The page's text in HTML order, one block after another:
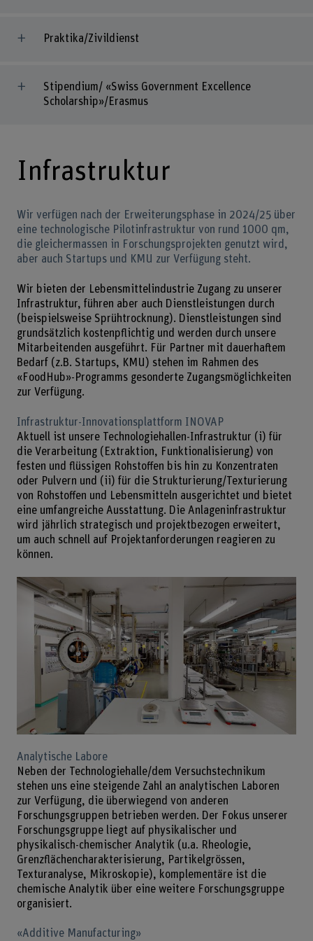
Praktika/Zivildienst
Stipendium/ «Swiss Government Excellence
Scholarship»/Erasmus
Infrastruktur
Wir verfügen nach der Erweiterungsphase in 2024/25 über
eine technologische Pilotinfrastruktur von rund 1000 qm,
die gleichermassen in Forschungsprojekten genutzt wird,
aber auch Startups und KMU zur Verfügung steht.
Wir bieten der Lebensmittelindustrie Zugang zu unserer
Infrastruktur, führen aber auch Dienstleistungen durch
(beispielsweise Sprühtrocknung). Dienstleistungen sind
grundsätzlich kostenpflichtig und werden durch unsere
Mitarbeitenden ausgeführt. Für Partner mit dauerhaftem
Bedarf (z.B. Startups, KMU) stehen im Rahmen des
«FoodHub»-Programms gesonderte Zugangsmöglichkeiten
zur Verfügung.
Infrastruktur-Innovationsplattform INOVAP
Aktuell ist unsere Technologiehallen-Infrastruktur (i) für
die Verarbeitung (Extraktion, Funktionalisierung) von
festen und flüssigen Rohstoffen bis hin zu Konzentraten
oder Pulvern und (ii) für die Strukturierung/Texturierung
von Rohstoffen und Lebensmitteln ausgerichtet und bietet
eine umfangreiche Ausstattung. Die Anlageninfrastruktur
wird jährlich strategisch und projektbezogen erweitert,
um auch schnell auf Projektanforderungen reagieren zu
können.
Analytische Labore
Neben der Technologiehalle/dem Versuchstechnikum
stehen uns eine steigende Zahl an analytischen Laboren
zur Verfügung, die überwiegend von anderen
Forschungsgruppen betrieben werden. Der Fokus unserer
Forschungsgruppe liegt auf physikalischer und
physikalisch-chemischer Analytik (u.a. Rheologie,
Grenzflächencharakterisierung, Partikelgrössen,
Texturanalyse, Mikroskopie), komplementäre ist die
chemische Analytik über eine weitere Forschungsgruppe
organisiert.
«Additive Manufacturing»